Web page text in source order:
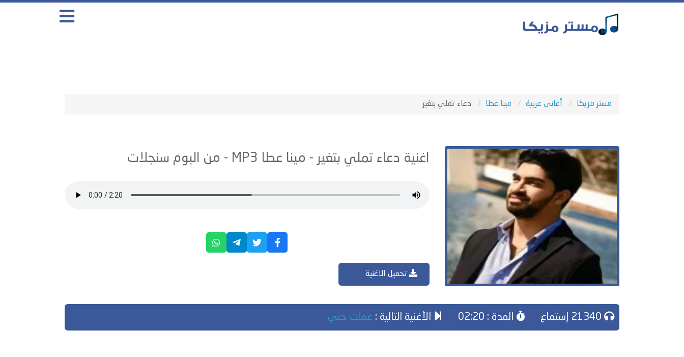
مستر مزيكا أغانى عربية مينا عطا دعاء تملي بتغير
اغنية دعاء تملي بتغير - مينا عطا سنجلات
تحميل الاغنية
المدة : 02:20 الأغنية التالية : عملت جني